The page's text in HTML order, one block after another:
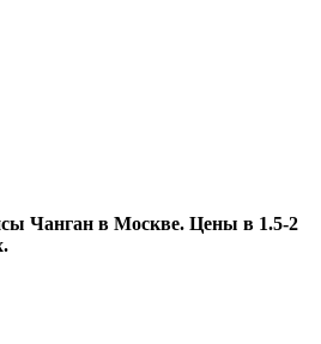
Чанган в Москве. Цены в 1.5-2